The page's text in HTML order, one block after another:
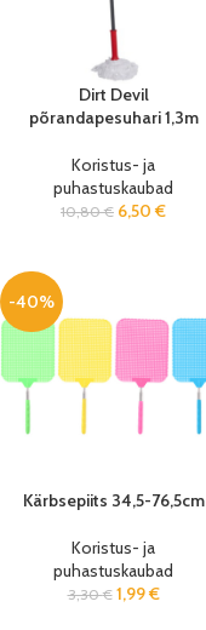
Dirt Devil
põrandapesuhari 1,3m
Koristus- ja
puhastuskaubad
10,80€ 6,50 €
-40%
Kärbsepiits 34,5-76,5cm
Koristus- ja
puhastuskaubad
3,30€ 1,99€